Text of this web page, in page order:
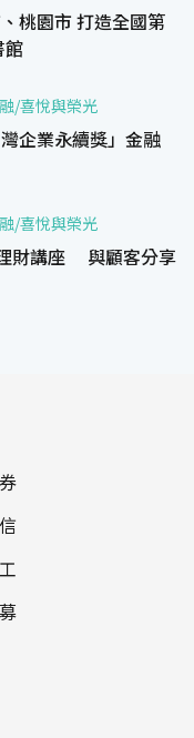
桃園市 打造全國第
館
/喜悅與榮光
企業永續獎」金融
/喜悅與榮光
財講座 與顧客分享